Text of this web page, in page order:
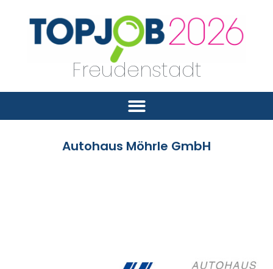
Freudenstadt
Autohaus Möhrle GmbH